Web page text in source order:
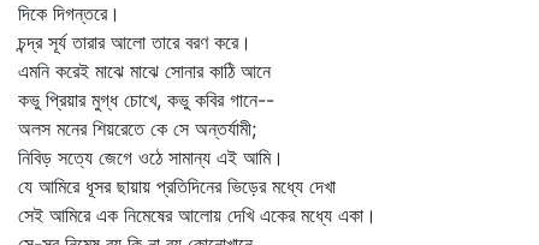
দিকে দিগন্তরে।
চন্দ্র সূর্য তারার আলো তারে বরণ করে।
এমনি করেই মাঝে মাঝে সোনার কাঠি আনে
কভু প্রিয়ার মুগ্ধ চোখে, কভু কবির গানে--
অলস মনের শিয়রেতে কে সে অন্তর্যামী;
নিবিড় সত্যে জেগে ওঠে সামান্য এই আমি।
যে আমিরে ধূসর ছায়ায় প্রতিদিনের ভিড়ের মধ্যে দেখা
সেই আমিরে এক নিমেষের আলোয় দেখি একের মধ্যে একা।